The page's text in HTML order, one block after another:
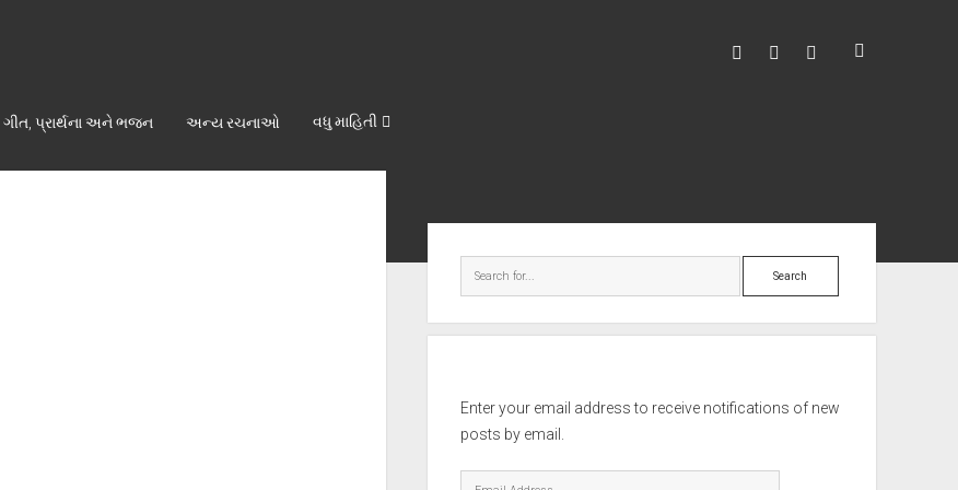
facebook
youtubehello@mitixa.com
ગીત, પ્રાર્થના અને ભજન અન્ય રચનાઓ વધુ માહિતી
Search
Enter your email address to receive notifications of new
posts by email.
Email